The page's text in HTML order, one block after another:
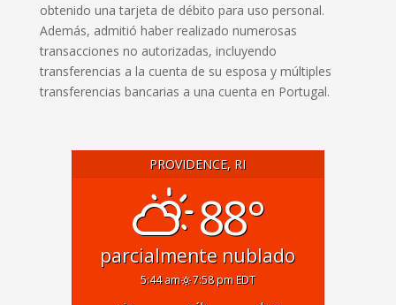
obtenido una tarjeta de débito para uso personal.
Además, admitió haber realizado numerosas
transacciones no autorizadas, incluyendo
transferencias a la cuenta de su esposa y múltiples
transferencias bancarias a una cuenta en Portugal.
PROVIDENCE, RI
88°
parcialmente nublado
5:44 am 7:58 pm EDT